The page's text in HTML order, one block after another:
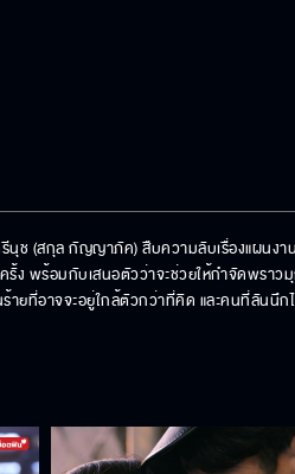
ช (สกุล กัญญาภัค) สืบความลับเรื่องแผนงา
รั้ง พร้อมกับเสนอตัวว่าจะช่วยให้กำจัดพรา
ายที่อาจจะอยู่ใกล้ตัวกว่าที่คิด และคนที่ลันนึ